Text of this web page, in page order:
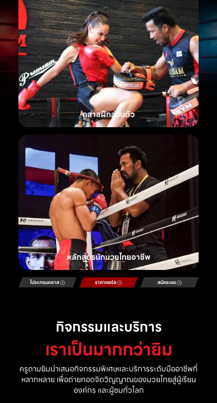
คลาสฝึกส่วนตัว
หลักสูตรนักมวยไทยอาชีพ
โปรแกรมคลาส ราคาคอร์ส สมัครเลย
กิจกรรมและบริการ
เราเป็นมากกว่ายิม
ครูดามยิมนำเสนอกิจกรรมพิเศษและบริการระดับมืออาชีพที่
หลากหลาย เพื่อถ่ายทอดจิตวิญญาณของมวยไทยสู่ผู้เรียน
องค์กร และผู้ชมทั่วโลก